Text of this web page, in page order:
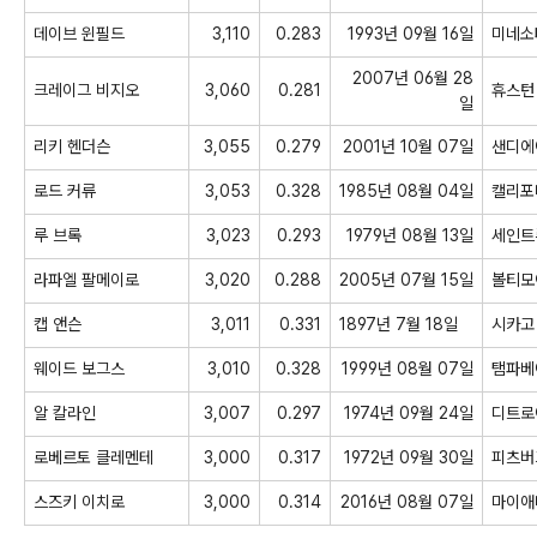
데이브 윈필드 3,110 0.283 1993년 09월 16일 미네
크레이그 비지오 3,060 0.281
2007년 06월 28
일
휴스턴
리키 헨더슨 3,055 0.279 2001년 10월 07일 샌디
로드 커류 3,053 0.328 1985년 08월 04일 캘리
루 브록 3,023 0.293 1979년 08월 13일 세인
라파엘 팔메이로 3,020 0.288 2005년 07월 15일 볼티
캡 앤슨 3,011 0.331 1897년 7월 18일 시카고
웨이드 보그스 3,010 0.328 1999년 08월 07일 탬파
알 칼라인 3,007 0.297 1974년 09월 24일 디트
로베르토 클레멘테 3,000 0.317 1972년 09월 30일 피츠
스즈키 이치로 3,000 0.314 2016년 08월 07일 마이